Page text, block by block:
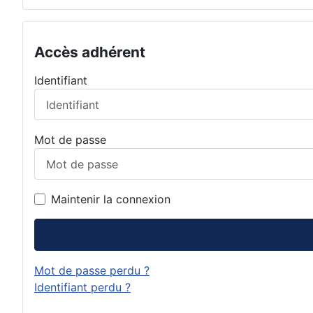
Accès adhérent
Identifiant
Mot de passe
Maintenir la connexion
Mot de passe perdu ?
Identifiant perdu ?